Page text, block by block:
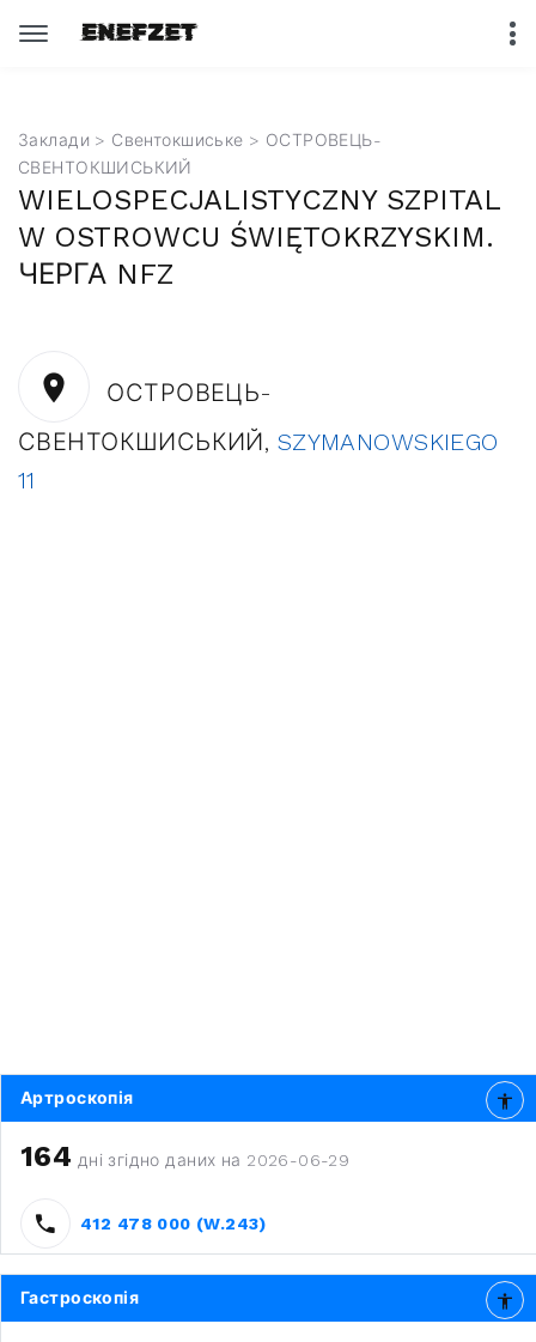
Заклади > Свентокшиське > ОСТРОВЕЦЬ-
СВЕНТОКШИСЬКИЙ
WIELOSPECJALISTYCZNY SZPITAL
W OSTROWCU ŚWIĘTOKRZYSKIM.
ЧЕРГА NFZ
ОСТРОВЕЦЬ-
СВЕНТОКШИСЬКИЙ, SZYMANOWSKIEGO
11
Артроскопія
164 дні згідно даних на 2026-06-29
412 478 000 (W.243)
Гастроскопія